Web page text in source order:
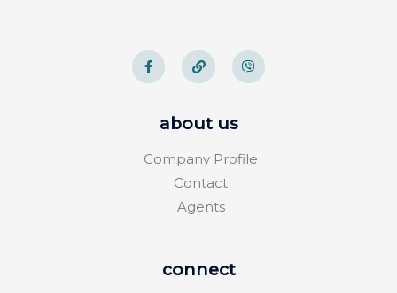
about us
Company Profile
Contact
Agents
connect